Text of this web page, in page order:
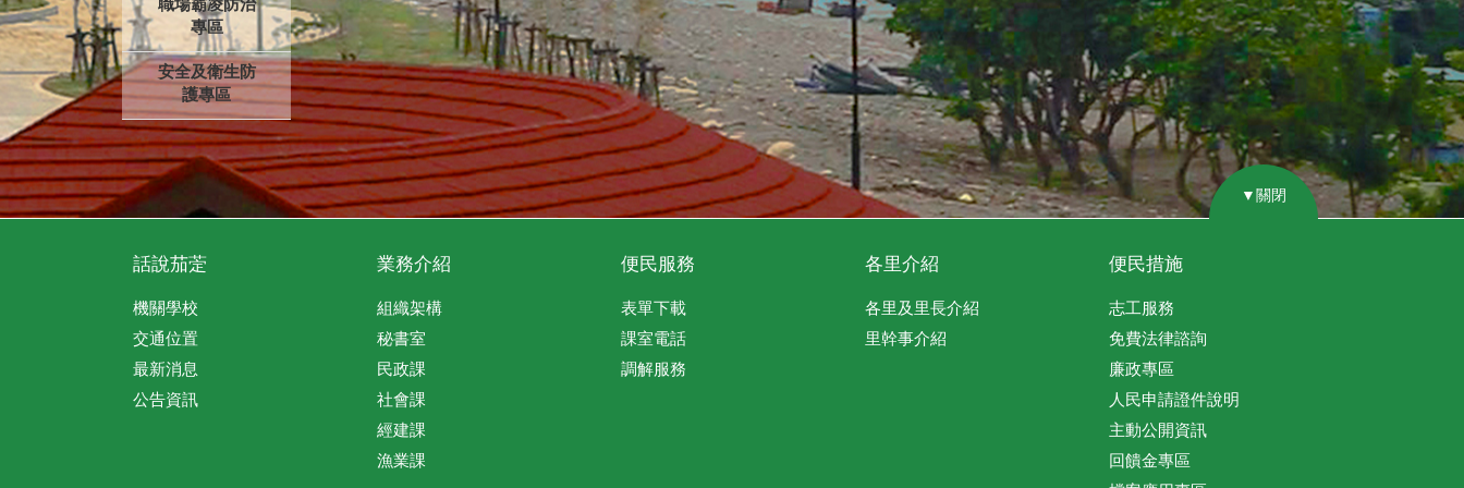
職場霸凌防治
專區
安全及衛生防
護專區
▼關閉
話說茄萣
機關學校
交通位置
最新消息
公告資訊
業務介紹
組織架構
秘書室
民政課
社會課
經建課
漁業課
便民服務
表單下載
課室電話
調解服務
各里介紹
各里及里長介紹
里幹事介紹
便民措施
志工服務
免費法律諮詢
廉政專區
人民申請證件說明
主動公開資訊
回饋金專區